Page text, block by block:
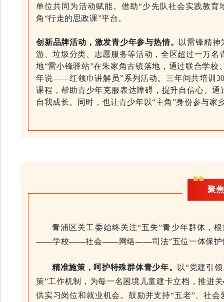
单位共同为活动赋能。借助“少先队社会实践教
角“行走的思政课”平台。
创新品牌活动，激发青少年参与热情。
以雷锋精神
游、垃圾分类、志愿服务等活动，全区超过一万
地“雷小锋驿站”在朱家角古镇落地，通过联合学
年说——红领巾讲解员”系列活动。三年间共培训
课程，帮助青少年克服表达障碍，提升自信心。
自我成长。同时，也让青少年以“主角”身份参与
聚
青浦区关工委始终关注“五失”青少年群体，
——学校——社会——网络——司法”五位一体保护体
精准施策，呵护特殊群体青少年。
以“党建引
策”工作机制，为每一名困境儿童建卡立档，推进
供实习岗位和就业机会。鼓励并支持“五老”、社